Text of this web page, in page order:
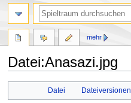
Datei:Anasazi.jpg
Navigation
Suche
Datei Dateiversionen
mehr